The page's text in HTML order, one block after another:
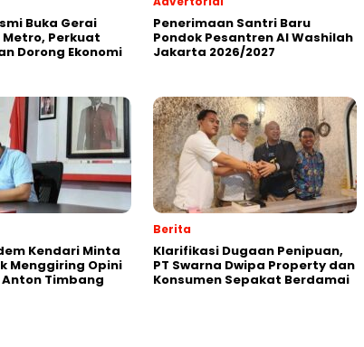
Buka Gerai
Perkuat
Dorong Ekonomi
Penerimaan Santri Baru
Pondok Pesantren Al Washilah
Jakarta 2026/2027
Kendari Minta
Menggiring Opini
Anton Timbang
Berita
Klarifikasi Dugaan Penipuan,
PT Swarna Dwipa Property dan
Konsumen Sepakat Berdamai